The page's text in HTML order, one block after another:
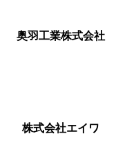
奥羽工業株式会社
株式会社エイワ